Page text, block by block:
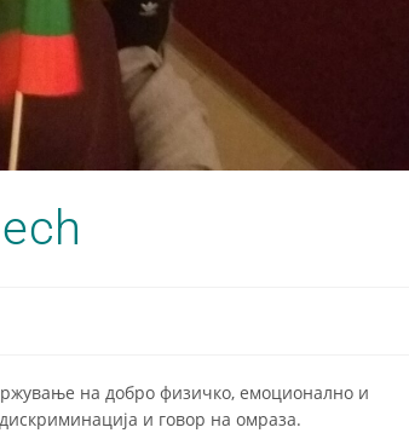
на добро физичко, емоционално и
и говор на омраза.